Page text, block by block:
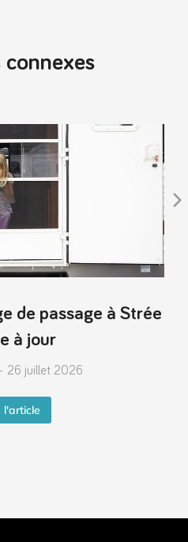
de passage à Strée
à jour
26 juillet 2026
l'article